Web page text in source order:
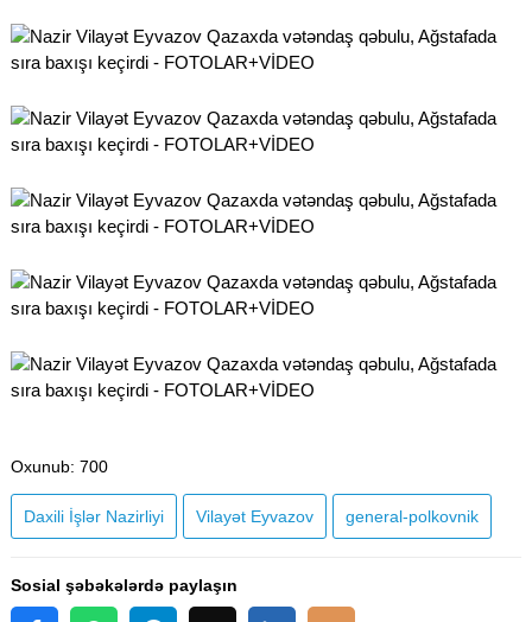
Oxunub: 700
Daxili İşlər Nazirliyi Vilayət Eyvazov general-polkovnik
Sosial şəbəkələrdə paylaşın